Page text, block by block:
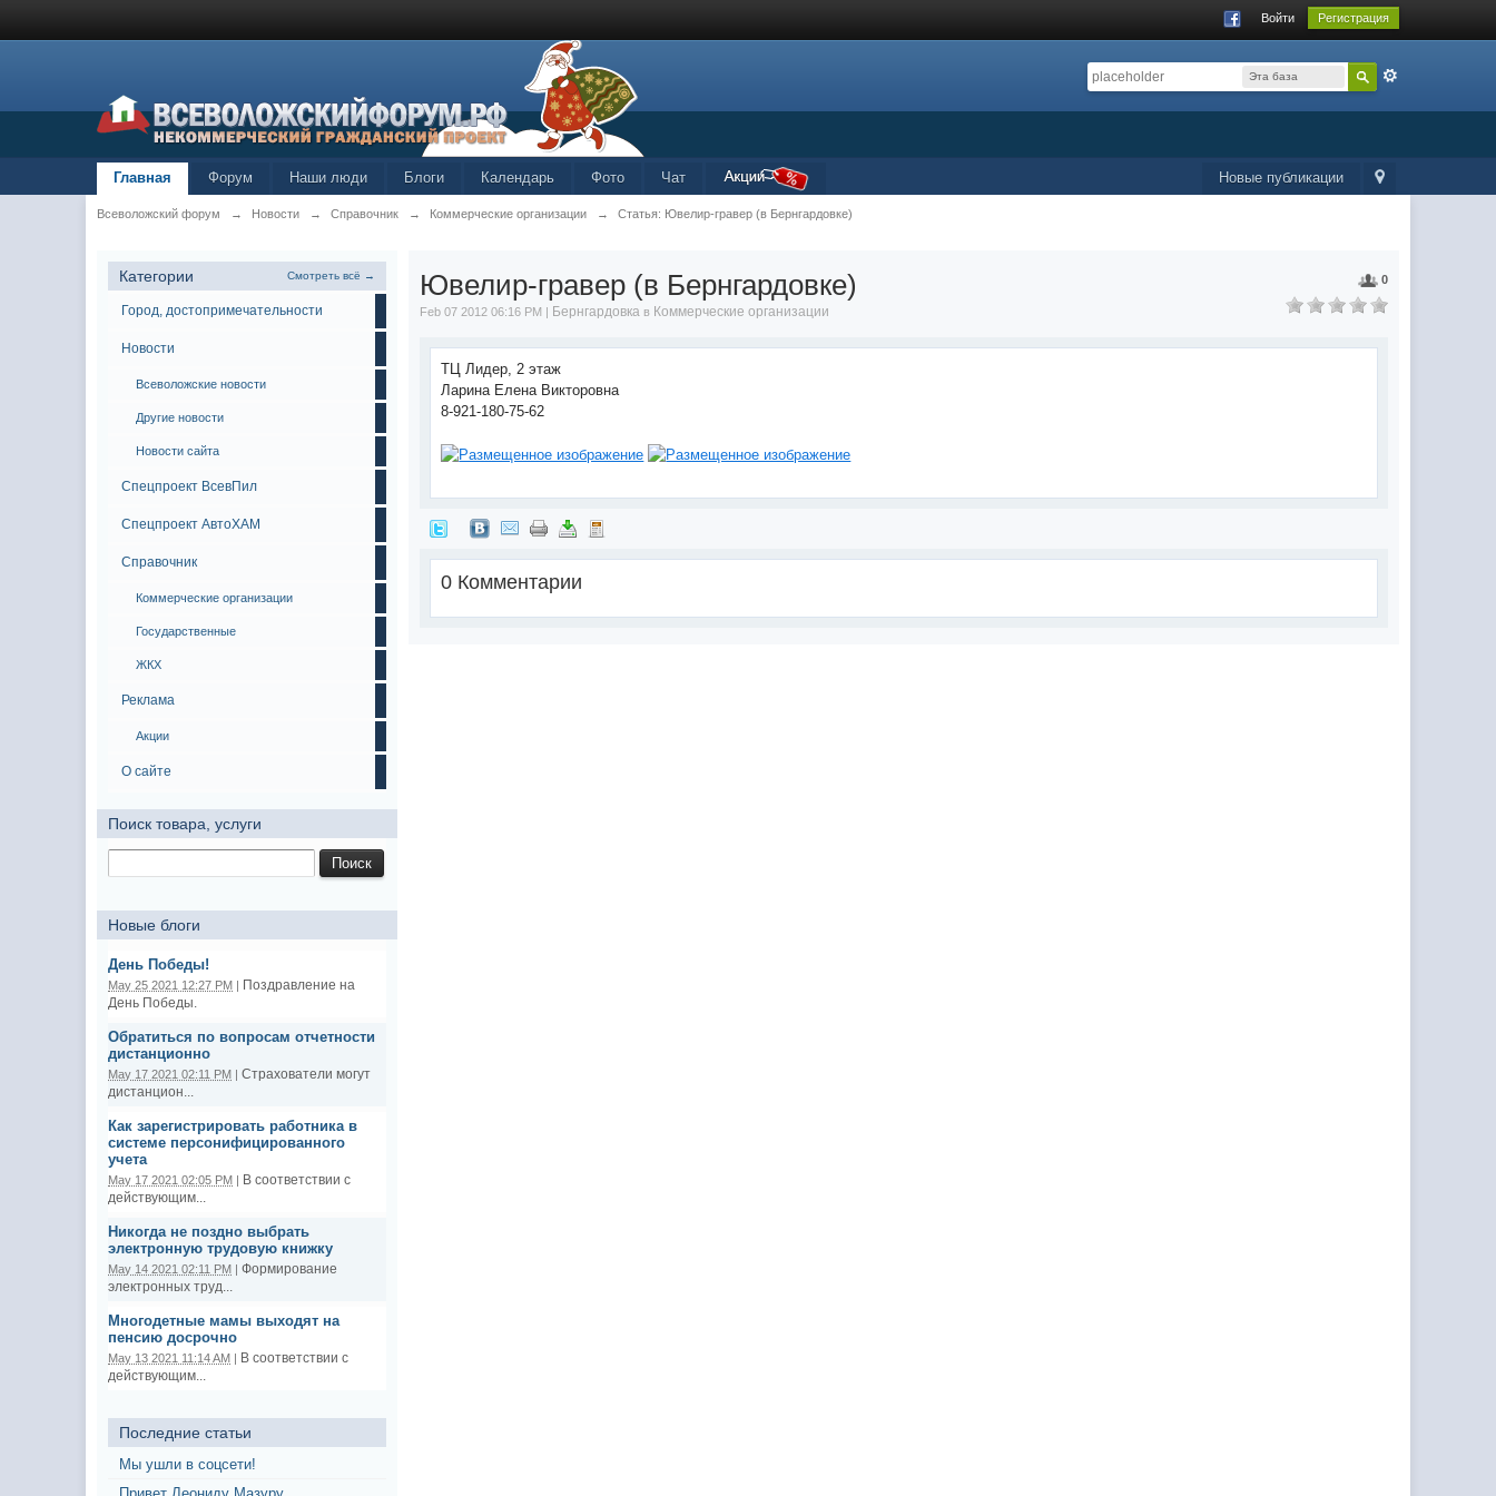
Войти Регистрация
Эта база
Новые публикации
Главная Форум Наши люди Блоги Календарь Фото Чат
Всеволожский форум → Новости → Справочник → Коммерческие организации → Статья: Ювелир-гравер (в Бернгардовке)
Категории Смотреть всё →
Город, достопримечательности
Новости
Всеволожские новости
Другие новости
Новости сайта
Спецпроект ВсевПил
Спецпроект АвтоХАМ
Справочник
Коммерческие организации
Государственные
ЖКХ
Реклама
Акции
О сайте
Поиск товара, услуги
Новые блоги
День Победы!
May 25 2021 12:27 PM | Поздравление на
День Победы.
Обратиться по вопросам отчетности
дистанционно
May 17 2021 02:11 PM |Страхователи могут
дистанцион...
Как зарегистрировать работника в
системе персонифицированного
учета
May 17 2021 02:05 PM | В соответствии с
действующим...
Никогда не поздно выбрать
электронную трудовую книжку
May 14 2021 02:11 PM |Формирование
электронных труд...
Многодетные мамы выходят на
пенсию досрочно
May 13 2021 11:14 AM | В соответствии с
действующим...
Последние статьи
Мы ушли в соцсети!
0
Ювелир-гравер (в Бернгардовке)
Feb 07 2012 06:16 PM | Бернгардовка в Коммерческие организации
ТЦ Лидер, 2 этаж
Ларина Елена Викторовна
8-921-180-75-62
0 Комментарии